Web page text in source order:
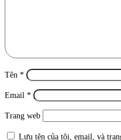
Tên *
Email *
Trang web
Lưu tên của tôi, email, và